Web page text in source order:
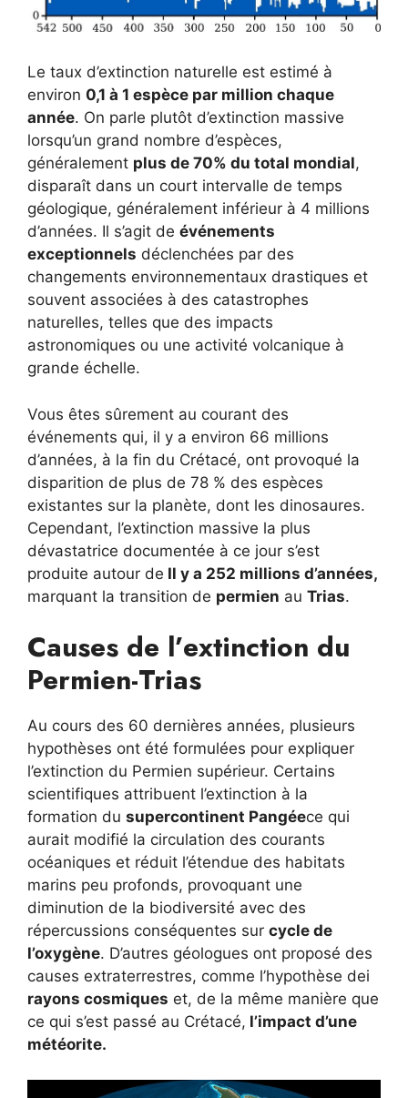
Le taux d’extinction naturelle est estimé à
environ 0,1 à 1 espèce par million chaque
année. On parle plutôt d’extinction massive
lorsqu’un grand nombre d’espèces,
généralement plus de 70% du total mondial,
disparaît dans un court intervalle de temps
géologique, généralement inférieur à 4 millions
d’années. Il s’agit de événements
exceptionnels déclenchées par des
changements environnementaux drastiques et
souvent associées à des catastrophes
naturelles, telles que des impacts
astronomiques ou une activité volcanique à
grande échelle.
Vous êtes sûrement au courant des
événements qui, il y a environ 66 millions
d’années, à la fin du Crétacé, ont provoqué la
disparition de plus de 78 % des espèces
existantes sur la planète, dont les dinosaures.
Cependant, l’extinction massive la plus
dévastatrice documentée à ce jour s’est
produite autour de Il y a 252 millions d’années,
marquant la transition de permien au Trias.
Causes de l’extinction du
Permien-Trias
Au cours des 60 dernières années, plusieurs
hypothèses ont été formulées pour expliquer
l’extinction du Permien supérieur. Certains
scientifiques attribuent l’extinction à la
formation du supercontinent Pangéece qui
aurait modifié la circulation des courants
océaniques et réduit l’étendue des habitats
marins peu profonds, provoquant une
diminution de la biodiversité avec des
répercussions conséquentes sur cycle de
l’oxygène. D’autres géologues ont proposé des
causes extraterrestres, comme l’hypothèse dei
rayons cosmiques et, de la même manière que
ce qui s’est passé au Crétacé, l’impact d’une
météorite.